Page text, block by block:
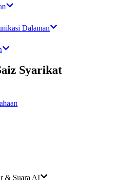
Dalaman
Syarikat
& Suara AI